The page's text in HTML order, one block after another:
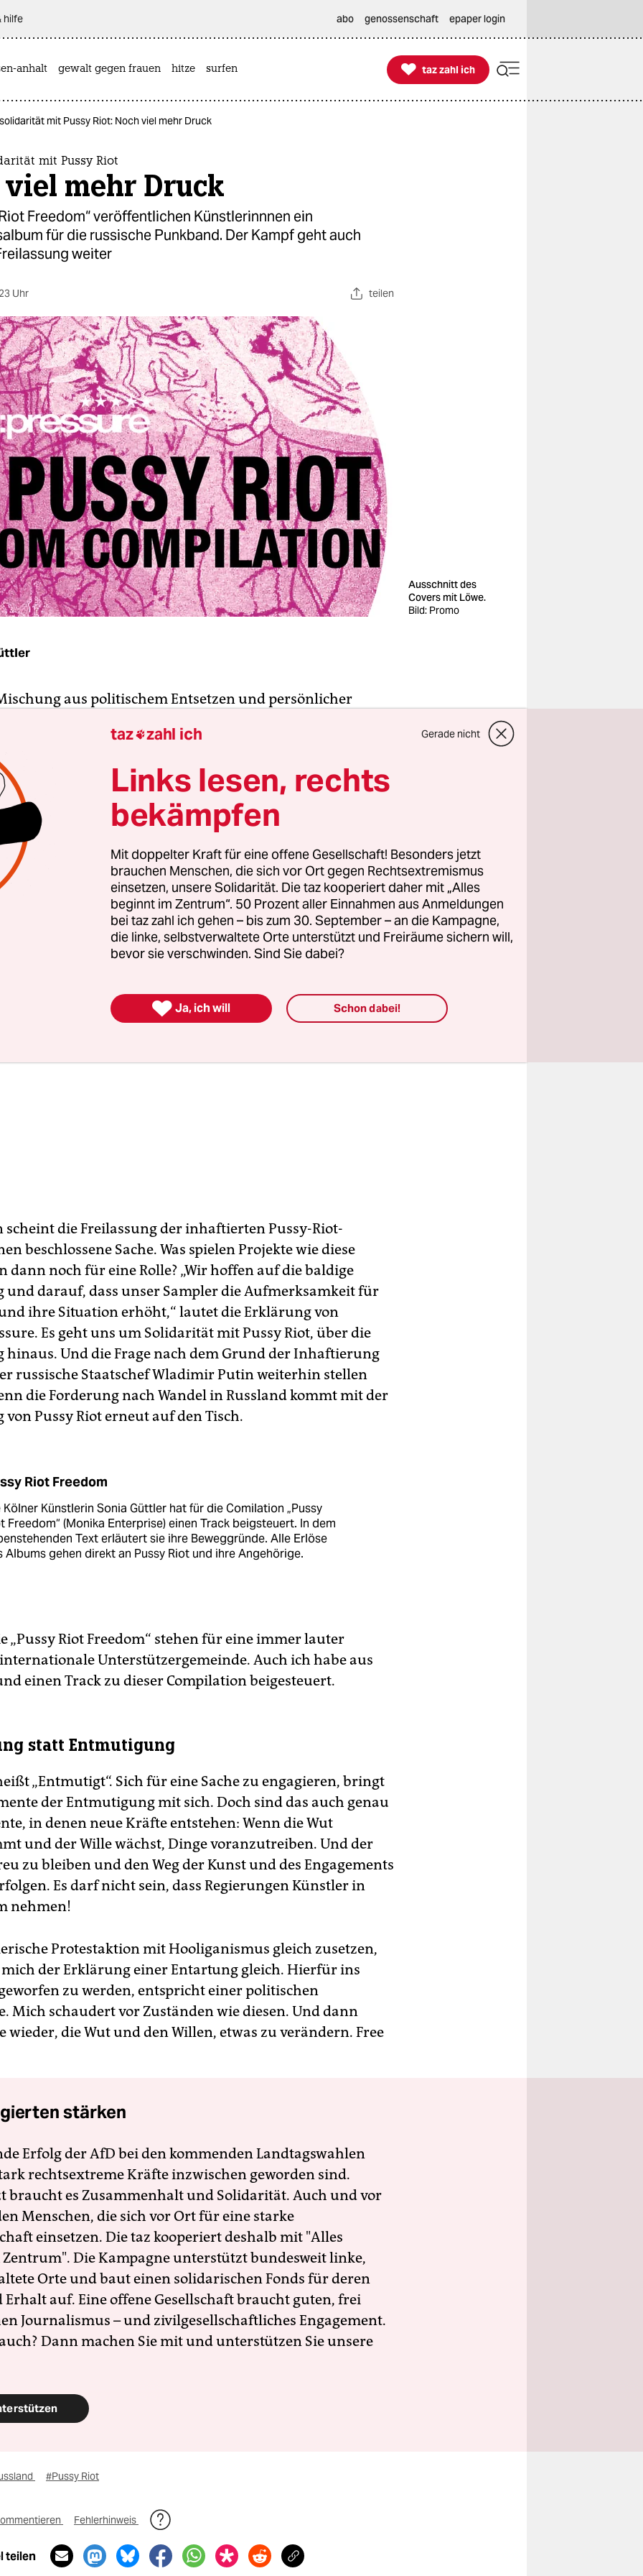
hilfe abo genossenschaft epaper login
anhalt gewalt gegen frauen hitze surfen 
taz zahl ich
taz zahl ich
mit Pussy Riot: Noch viel mehr Druck
mit Pussy Riot
viel mehr Druck
Freedom“ veröffentlichen Künstlerinnnen ein
für die russische Punkband. Der Kampf geht auch
weiter
Uhr teilen
Ausschnitt des
Covers mit Löwe.
Bild: Promo
aus politischem Entsetzen und persönlicher
über die Umstände der Inhaftierung zweier Mitglieder der
Punkband Pussy Riot, Nadeschda Tolokonnikowa (24) und
(25), begegnen.
entstand daher bei „female:pressure“, einem
Netzwerk von Künstlerinnen in der elektronischen
ich Mitglied bin, das Bedürfnis ein Zeichen des Protests
aber auch der Solidarität. So entstand die Idee zu einem
Album namens „Pussy Riot Freedom“ mit 17 Beiträgen
und den USA, einige Stücke sind extra dafür entstanden.
scheint die Freilassung der inhaftierten Pussy-Riot-
beschlossene Sache. Was spielen Projekte wie diese
dann noch für eine Rolle? „Wir hoffen auf die baldige
und darauf, dass unser Sampler die Aufmerksamkeit für
ihre Situation erhöht,“ lautet die Erklärung von
Es geht uns um Solidarität mit Pussy Riot, über die
hinaus. Und die Frage nach dem Grund der Inhaftierung
russische Staatschef Wladimir Putin weiterhin stellen
die Forderung nach Wandel in Russland kommt mit der
von Pussy Riot erneut auf den Tisch.
Riot Freedom
Kölner Künstlerin Sonia Güttler hat für die Comilation „Pussy
Freedom“ (Monika Enterprise) einen Track beigsteuert. In dem
Text erläutert sie ihre Beweggründe. Alle Erlöse
Albums gehen direkt an Pussy Riot und ihre Angehörige.
„Pussy Riot Freedom“ stehen für eine immer lauter
Unterstützergemeinde. Auch ich habe aus
einen Track zu dieser Compilation beigesteuert.
statt Entmutigung
„Entmutigt“. Sich für eine Sache zu engagieren, bringt
der Entmutigung mit sich. Doch sind das auch genau
in denen neue Kräfte entstehen: Wenn die Wut
und der Wille wächst, Dinge voranzutreiben. Und der
zu bleiben und den Weg der Kunst und des Engagements
Es darf nicht sein, dass Regierungen Künstler in
nehmen!
Protestaktion mit Hooliganismus gleich zusetzen,
der Erklärung einer Entartung gleich. Hierfür ins
zu werden, entspricht einer politischen
Mich schaudert vor Zuständen wie diesen. Und dann
wieder, die Wut und den Willen, etwas zu verändern. Free
stärken
Erfolg der AfD bei den kommenden Landtagswahlen
rechtsextreme Kräfte inzwischen geworden sind.
braucht es Zusammenhalt und Solidarität. Auch und vor
Menschen, die sich vor Ort für eine starke
einsetzen. Die taz kooperiert deshalb mit "Alles
Die Kampagne unterstützt bundesweit linke,
Orte und baut einen solidarischen Fonds für deren
Erhalt auf. Eine offene Gesellschaft braucht guten, frei
Journalismus – und zivilgesellschaftliches Engagement.
Dann machen Sie mit und unterstützen Sie unsere
#Pussy Riot
Fehlerhinweis
teilen
taz zahl ich Gerade nicht
Links lesen, rechts
bekämpfen
Mit doppelter Kraft für eine offene Gesellschaft! Besonders jetzt
brauchen Menschen, die sich vor Ort gegen Rechtsextremismus
einsetzen, unsere Solidarität. Die taz kooperiert daher mit „Alles
beginnt im Zentrum“. 50 Prozent aller Einnahmen aus Anmeldungen
bei taz zahl ich gehen – bis zum 30. September – an die Kampagne,
die linke, selbstverwaltete Orte unterstützt und Freiräume sichern will,
bevor sie verschwinden. Sind Sie dabei?
 Ja, ich will Schon dabei!